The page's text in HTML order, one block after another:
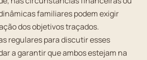
familiares podem exigir
dos objetivos traçados.
regulares para discutir esses
a garantir que ambos estejam na